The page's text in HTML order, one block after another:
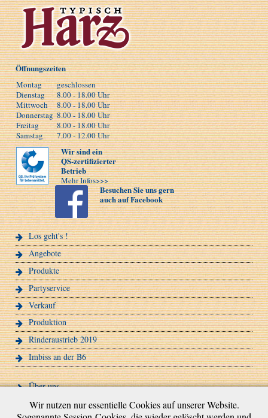
Öffnungszeiten
Montag
geschlossen
Dienstag
8.00 - 18.00 Uhr
Mittwoch
8.00 - 18.00 Uhr
Donnerstag8.00 - 18.00 Uhr
Freitag
8.00 - 18.00 Uhr
Samstag
7.00 - 12.00 Uhr
Wir sind ein
QS-zertifizierter
Betrieb
Mehr Infos>>>
Besuchen Sie uns gern
auch auf Facebook
Los geht's !
Angebote
Produkte
Partyservice
Verkauf
Produktion
Rinderaustrieb 2019
Imbiss an der B6
Über uns
QS-Zertifizierung
Wir nutzen nur essentielle Cookies auf unserer Website.